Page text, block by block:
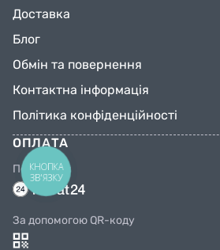
Доставка
Блог
Обмін та повернення
Контактна інформація
Політика конфіденційності
ОПЛАТА
Переказом
За допомогою QR-коду
КНОПКА
ЗВ'ЯЗКУ